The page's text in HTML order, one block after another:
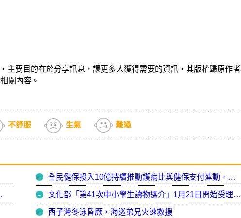
主要目的在於分享訊息，讓更多人獲得需要的資訊，其版權歸原作者
關內容。
不舒服 生氣 難過
全民健保投入10億持續推動護病比與健保支付連動，並調高加護病房護理費
年正式啟用 文化部「第41次中小學生讀物選介」1月21日開始受理報名
西子灣冬泳昏厥，海巡弟兄火速救援